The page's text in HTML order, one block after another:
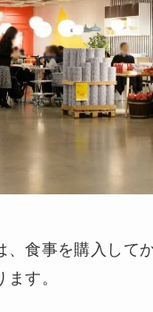
、食事を購入して
す。